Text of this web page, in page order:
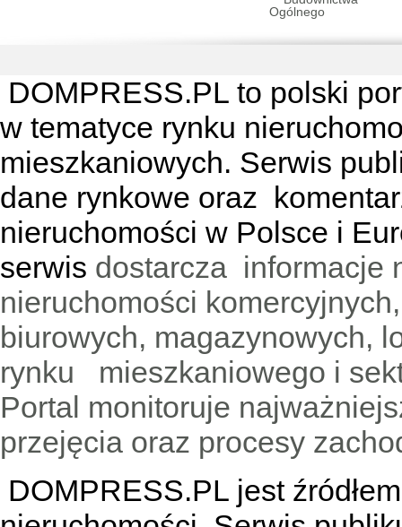
DOMPRESS.PL to polski
w tematyce rynku
mieszkaniowych. Serwis
dane rynkowe oraz
nieruchomości w Polsce i
serwis dostarcza informacje
nieruchomości
biurowych, magazynowych,
rynku mieszkaniowego i
Portal monitoruje
przejęcia oraz procesy
DOMPRESS.PL jest